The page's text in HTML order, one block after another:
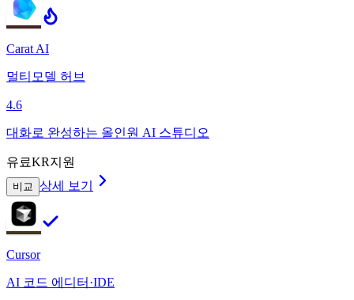
Carat AI
멀티모델 허브
4.6
대화로 완성하는 올인원 AI 스튜디오
유료KR지원
비교 상세 보기
Cursor
AI 코드 에디터·IDE